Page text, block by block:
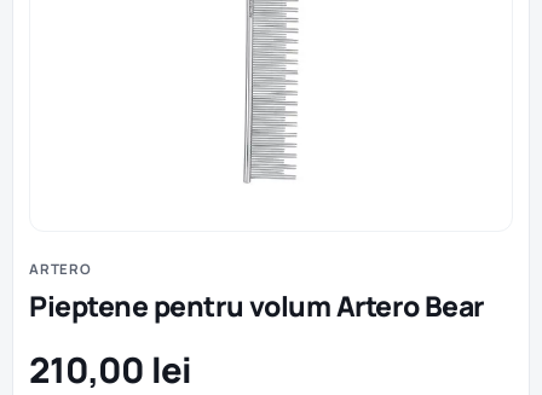
ARTERO
Pieptene pentru volum Artero Bear
210,00 lei